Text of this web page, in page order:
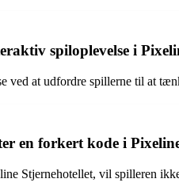
spiloplevelse i
ved at udfordre spillerne til at
en forkert kode i
Stjernehotellet, vil spilleren